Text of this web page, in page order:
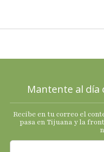
2025 con
termómetro
s
económicos.
Mantente al día
Recibe en tu correo el
pasa en Tijuana y la